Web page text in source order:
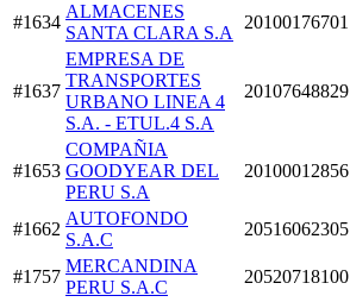
#1634
ALMACENES
SANTA CLARA S.A
20100176701
#1637
EMPRESA DE
TRANSPORTES
URBANO LINEA 4
S.A. - ETUL.4 S.A
20107648829
#1653
COMPAÑIA
GOODYEAR DEL
PERU S.A
20100012856
#1662
AUTOFONDO
S.A.C
20516062305
#1757
MERCANDINA
PERU S.A.C
20520718100